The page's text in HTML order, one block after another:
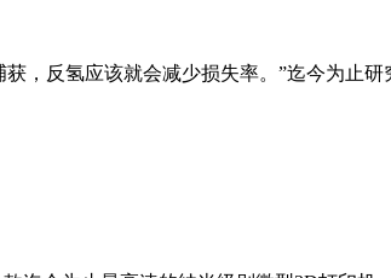
，反氢应该就会减少损失率。”迄今为止